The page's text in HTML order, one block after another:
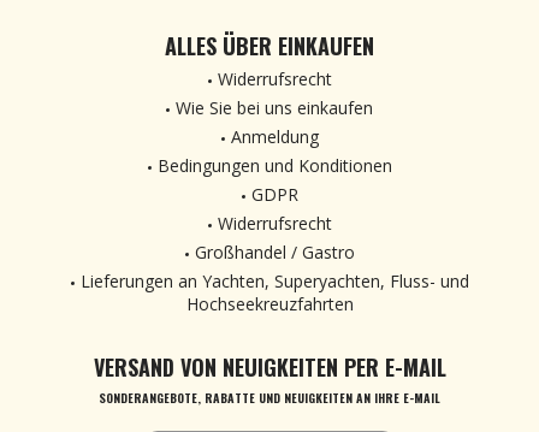
ALLES ÜBER EINKAUFEN
Widerrufsrecht
Wie Sie bei uns einkaufen
Anmeldung
Bedingungen und Konditionen
GDPR
Widerrufsrecht
Großhandel / Gastro
Lieferungen an Yachten, Superyachten, Fluss- und
Hochseekreuzfahrten
VERSAND VON NEUIGKEITEN PER E-MAIL
SONDERANGEBOTE, RABATTE UND NEUIGKEITEN AN IHRE E-MAIL